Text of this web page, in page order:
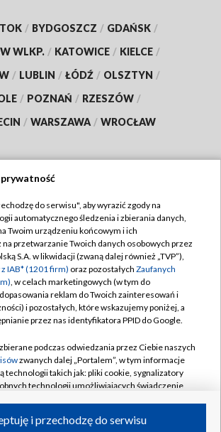
/ BYDGOSZCZ / GDAŃSK /
WLKP. / KATOWICE / KIELCE /
/ LUBLIN / ŁÓDŹ / OLSZTYN /
/ POZNAŃ / RZESZÓW /
/ WARSZAWA / WROCŁAW
TVP
TVP
Cyfrowa
Regulamin TVP
Polityka prywatności
Moje zgody
Pomoc
Kontakt
Kanały
do serwisu", aby wyrazić zgody na
automatycznego śledzenia i zbierania danych,
Twoim urządzeniu końcowym i ich
przetwarzanie Twoich danych osobowych przez
S.A. w likwidacji (zwaną dalej również „TVP”),
IAB* (1201 firm) oraz pozostałych Zaufanych
, w celach marketingowych (w tym do
reklam do Twoich zainteresowań i
i pozostałych, które wskazujemy poniżej, a
przez nas identyfikatora PPID do Google.
podczas odwiedzania przez Ciebie naszych
zwanych dalej „Portalem”, w tym informacje
technologii takich jak: pliki cookie, sygnalizatory
technologii umożliwiających świadczenie
i przechodzę do serwisu